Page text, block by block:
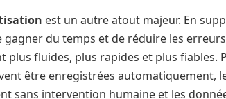
est un autre atout majeur. En
gagner du temps et de réduire les
plus fluides, plus rapides et plus fiables.
être enregistrées automatiquement,
sans intervention humaine et les